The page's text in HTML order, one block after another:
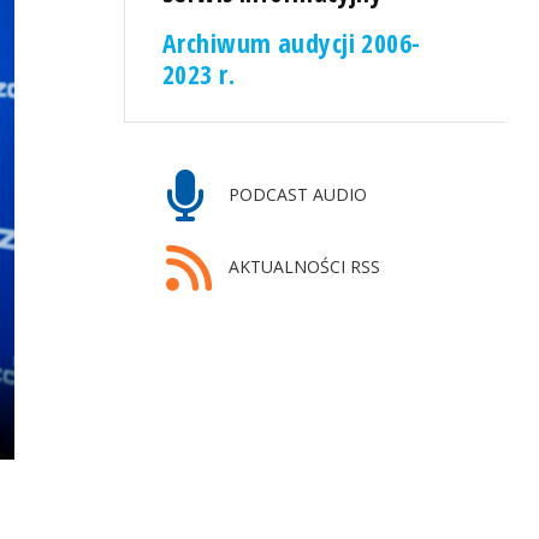
Archiwum audycji 2006-
2023 r.
PODCAST AUDIO
AKTUALNOŚCI RSS